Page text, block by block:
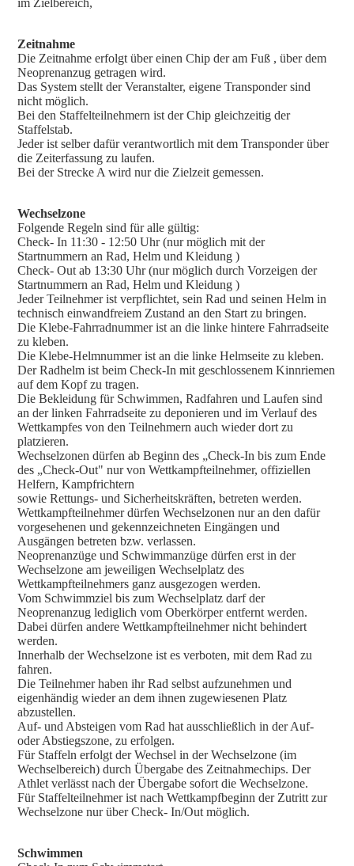
Zeitnahme
Die Zeitnahme erfolgt über einen Chip der am Fuß , über dem
Neoprenanzug getragen wird.
Das System stellt der Veranstalter, eigene Transponder sind
nicht möglich.
Bei den Staffelteilnehmern ist der Chip gleichzeitig der
Staffelstab.
Jeder ist selber dafür verantwortlich mit dem Transponder über
die Zeiterfassung zu laufen.
Bei der Strecke A wird nur die Zielzeit gemessen.
Wechselzone
Folgende Regeln sind für alle gültig:
Check- In 11:30 - 12:50 Uhr (nur möglich mit der
Startnummern an Rad, Helm und Kleidung )
Check- Out ab 13:30 Uhr (nur möglich durch Vorzeigen der
Startnummern an Rad, Helm und Kleidung )
Jeder Teilnehmer ist verpflichtet, sein Rad und seinen Helm in
technisch einwandfreiem Zustand an den Start zu bringen.
Die Klebe-Fahrradnummer ist an die linke hintere Fahrradseite
zu kleben.
Die Klebe-Helmnummer ist an die linke Helmseite zu kleben.
Der Radhelm ist beim Check-In mit geschlossenem Kinnriemen
auf dem Kopf zu tragen.
Die Bekleidung für Schwimmen, Radfahren und Laufen sind
an der linken Fahrradseite zu deponieren und im Verlauf des
Wettkampfes von den Teilnehmern auch wieder dort zu
platzieren.
Wechselzonen dürfen ab Beginn des „Check-In bis zum Ende
des „Check-Out" nur von Wettkampfteilnehmer, offiziellen
Helfern, Kampfrichtern
sowie Rettungs- und Sicherheitskräften, betreten werden.
Wettkampfteilnehmer dürfen Wechselzonen nur an den dafür
vorgesehenen und gekennzeichneten Eingängen und
Ausgängen betreten bzw. verlassen.
Neoprenanzüge und Schwimmanzüge dürfen erst in der
Wechselzone am jeweiligen Wechselplatz des
Wettkampfteilnehmers ganz ausgezogen werden.
Vom Schwimmziel bis zum Wechselplatz darf der
Neoprenanzug lediglich vom Oberkörper entfernt werden.
Dabei dürfen andere Wettkampfteilnehmer nicht behindert
werden.
Innerhalb der Wechselzone ist es verboten, mit dem Rad zu
fahren.
Die Teilnehmer haben ihr Rad selbst aufzunehmen und
eigenhändig wieder an dem ihnen zugewiesenen Platz
abzustellen.
Auf- und Absteigen vom Rad hat ausschließlich in der Auf-
oder Abstiegszone, zu erfolgen.
Für Staffeln erfolgt der Wechsel in der Wechselzone (im
Wechselbereich) durch Übergabe des Zeitnahmechips. Der
Athlet verlässt nach der Übergabe sofort die Wechselzone.
Für Staffelteilnehmer ist nach Wettkampfbeginn der Zutritt zur
Wechselzone nur über Check- In/Out möglich.
Schwimmen